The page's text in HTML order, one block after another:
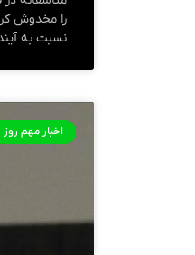
را مخدوش
نسبت به
اخبار مهم روز